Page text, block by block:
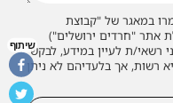
במאגר של "קבוצת
אתר "חרדים ירושלים")
רשאי/ת לעיין במידע, לבקש
רשות, אך בלעדיהם לא ניתן
שיתוף